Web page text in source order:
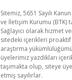
Sitemiz, 5651 Sayılı
ve İletişim Kurumu (BTK)
Sağlayıcı olarak hizmet
sitedeki içerikleri
araştırma
üyelerimiz yazdıkları
taşımakta olup, siteye
etmiş sayılırlar.